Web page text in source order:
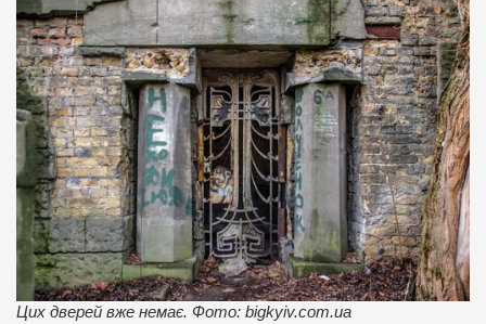
Цих дверей вже немає. Фото: bigkyiv.com.ua